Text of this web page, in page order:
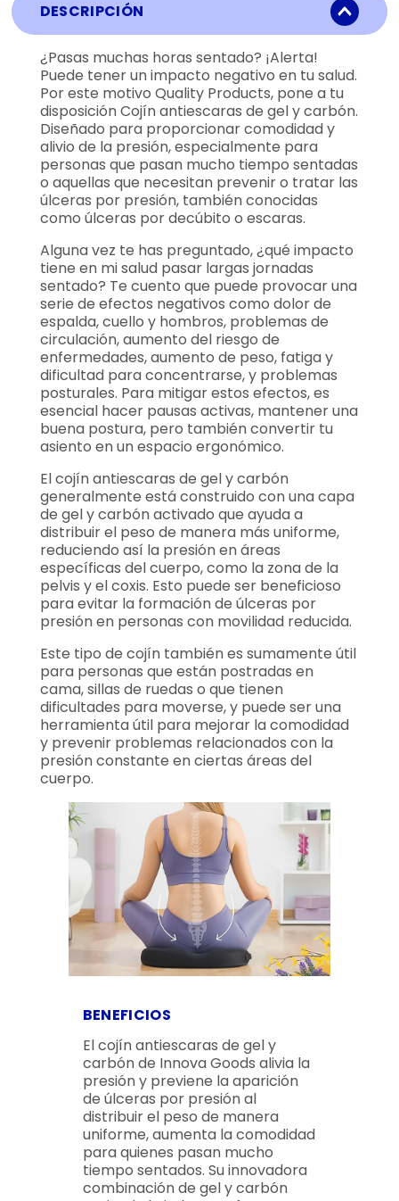
DESCRIPCIÓN
¿Pasas muchas horas sentado? ¡Alerta!
Puede tener un impacto negativo en tu salud.
Por este motivo Quality Products, pone a tu
disposición Cojín antiescaras de gel y carbón.
Diseñado para proporcionar comodidad y
alivio de la presión, especialmente para
personas que pasan mucho tiempo sentadas
o aquellas que necesitan prevenir o tratar las
úlceras por presión, también conocidas
como úlceras por decúbito o escaras.
Alguna vez te has preguntado, ¿qué impacto
tiene en mi salud pasar largas jornadas
sentado? Te cuento que puede provocar una
serie de efectos negativos como dolor de
espalda, cuello y hombros, problemas de
circulación, aumento del riesgo de
enfermedades, aumento de peso, fatiga y
dificultad para concentrarse, y problemas
posturales. Para mitigar estos efectos, es
esencial hacer pausas activas, mantener una
buena postura, pero también convertir tu
asiento en un espacio ergonómico.
El cojín antiescaras de gel y carbón
generalmente está construido con una capa
de gel y carbón activado que ayuda a
distribuir el peso de manera más uniforme,
reduciendo así la presión en áreas
específicas del cuerpo, como la zona de la
pelvis y el coxis. Esto puede ser beneficioso
para evitar la formación de úlceras por
presión en personas con movilidad reducida.
Este tipo de cojín también es sumamente útil
para personas que están postradas en
cama, sillas de ruedas o que tienen
dificultades para moverse, y puede ser una
herramienta útil para mejorar la comodidad
y prevenir problemas relacionados con la
presión constante en ciertas áreas del
cuerpo.
BENEFICIOS
El cojín antiescaras de gel y
carbón de Innova Goods alivia la
presión y previene la aparición
de úlceras por presión al
distribuir el peso de manera
uniforme, aumenta la comodidad
para quienes pasan mucho
tiempo sentados. Su innovadora
combinación de gel y carbón